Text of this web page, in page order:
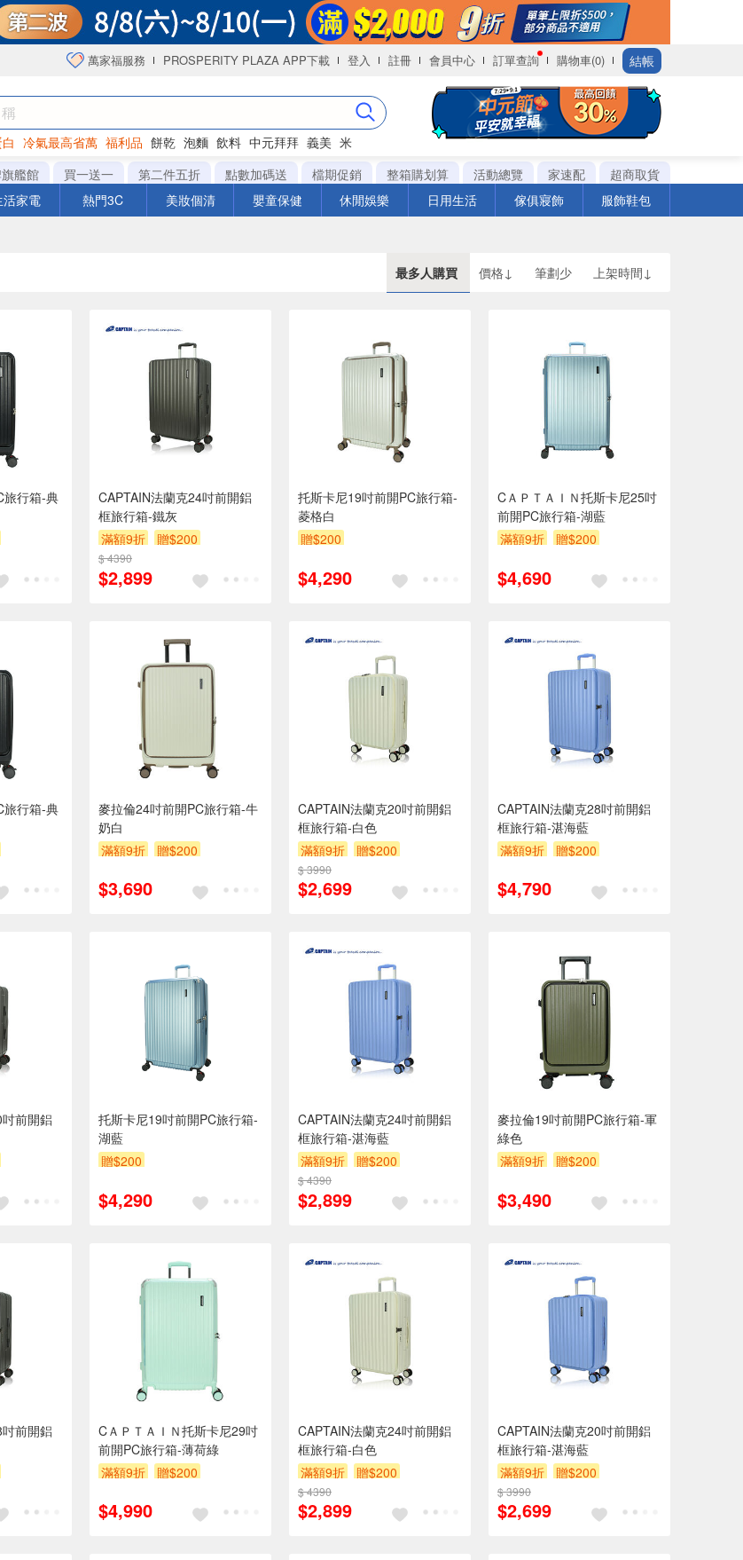
萬家福服務 PROSPERITY PLAZA APP下載 登入 註冊 會員中心 訂單查詢 購物車(0) 結帳
冷氣最高省萬 福利品 餅乾 泡麵 飲料 中元拜拜 義美 米
艦館 買一送一 第二件五折 點數加碼送 檔期促銷 整箱購划算 活動總覽 家速配
超商取貨
活家電 熱門3C 美妝個清 嬰童保健 休閒娛樂 日用生活 傢俱寢飾 服飾鞋包
最多人購買 價格↓ 筆劃少 上架時間↓
旅行箱-典
CAPTAIN法蘭克24吋前開鋁
框旅行箱-鐵灰
滿額9折
贈$200
$ 4390
$2,899
托斯卡尼19吋前開PC旅行箱-
菱格白
贈$200
$4,290
CＡＰＴＡＩＮ托斯卡尼25吋
前開PC旅行箱-湖藍
滿額9折
贈$200
$4,690
旅行箱-典
麥拉倫24吋前開PC旅行箱-牛
奶白
滿額9折
贈$200
$3,690
CAPTAIN法蘭克20吋前開鋁
框旅行箱-白色
滿額9折
贈$200
$ 3990
$2,699
CAPTAIN法蘭克28吋前開鋁
框旅行箱-湛海藍
滿額9折
贈$200
$4,790
前開鋁
托斯卡尼19吋前開PC旅行箱-
湖藍
贈$200
$4,290
CAPTAIN法蘭克24吋前開鋁
框旅行箱-湛海藍
滿額9折
贈$200
$ 4390
$2,899
麥拉倫19吋前開PC旅行箱-軍
綠色
滿額9折
贈$200
$3,490
前開鋁
CＡＰＴＡＩＮ托斯卡尼29吋
前開PC旅行箱-薄荷綠
滿額9折
贈$200
$4,990
CAPTAIN法蘭克24吋前開鋁
框旅行箱-白色
滿額9折
贈$200
$ 4390
$2,899
CAPTAIN法蘭克20吋前開鋁
框旅行箱-湛海藍
滿額9折
贈$200
$ 3990
$2,699